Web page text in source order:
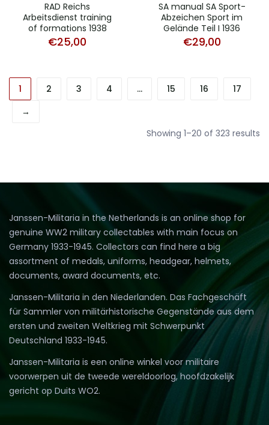
RAD Reichs
Arbeitsdienst training
of formations 1938
€25,00
SA manual SA Sport-
Abzeichen Sport im
Gelände Teil I 1936
€29,00
1 2 3 4 … 15 16
17
→
Showing 1–20 of 323 results
Janssen-Militaria in the Netherlands is an online shop for
genuine WW2 military collectables with main focus on
Germany 1933-1945. Collectors can find here a big
assortment of medals, uniforms, headgear, helmets,
documents, award documents, etc.
Janssen-Militaria in den Niederlanden. Das Fachgeschäft
für Sammler von militärhistorische Gegenstände aus dem
ersten und zweiten Weltkrieg mit Schwerpunkt
Deutschland 1933-1945.
Janssen-Militaria is een online winkel voor militaire
voorwerpen uit de tweede wereldoorlog, hoofdzakelijk
gericht op Duits WO2.